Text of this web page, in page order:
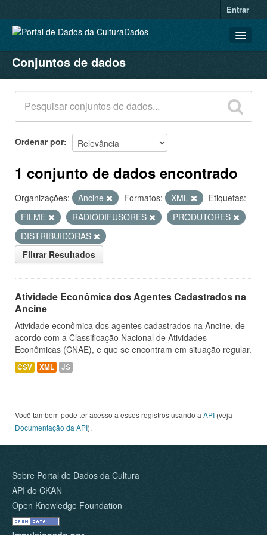
Entrar
CONJUNTOS DE DADOS
ORGANIZAÇÕES
GRUPOS
SOBRE
Conjuntos de dados
Ordenar por
1 conjunto de dados encontrado
Organizações: Ancine Formatos: XML
Etiquetas:
FILME
RADIODIFUSORES
PRODUTORES
DISTRIBUIDORAS
Filtrar Resultados
Atividade Econômica dos Agentes Cadastrados na
Ancine
Atividade econômica dos agentes cadastrados na Ancine, de
acordo com a Classificação Nacional de Atividades
Econômicas (CNAE), e que se encontram em situação regular.
CSV XML JS
Você também pode ter acesso a esses registros usando a API (veja
Documentação da API).
Sobre Portal de Dados da Cultura
API do CKAN
Open Knowledge Foundation